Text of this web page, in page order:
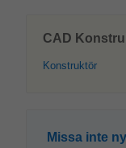
CAD
Konstruktör
Missa inte